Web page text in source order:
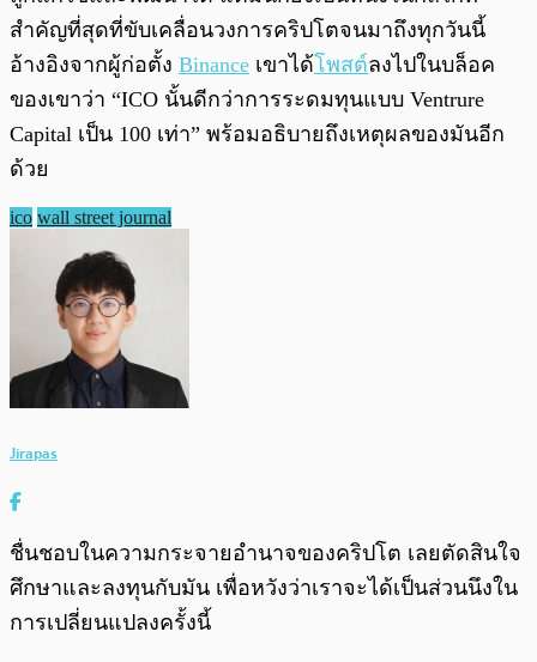
สำคัญที่สุดที่ขับเคลื่อนวงการคริปโตจนมาถึงทุกวันนี้
อ้างอิงจากผู้ก่อตั้ง Binance เขาได้โพสต์ลงไปในบล็อค
ของเขาว่า “ICO นั้นดีกว่าการระดมทุนแบบ Ventrure
Capital เป็น 100 เท่า” พร้อมอธิบายถึงเหตุผลของมันอีก
ด้วย
ico wall street journal
Jirapas
ชื่นชอบในความกระจายอำนาจของคริปโต เลยตัดสินใจ
ศึกษาและลงทุนกับมัน เพื่อหวังว่าเราจะได้เป็นส่วนนึงใน
การเปลี่ยนแปลงครั้งนี้